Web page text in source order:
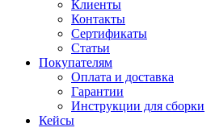
Клиенты
Контакты
Сертификаты
Статьи
Покупателям
Оплата и доставка
Гарантии
Инструкции для сборки
Кейсы